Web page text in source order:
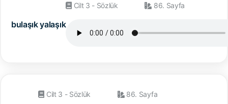
bulaşık yalaşık
Cilt 3 - Sözlük 86. Sayfa
Cilt 3 - Sözlük 86. Sayfa